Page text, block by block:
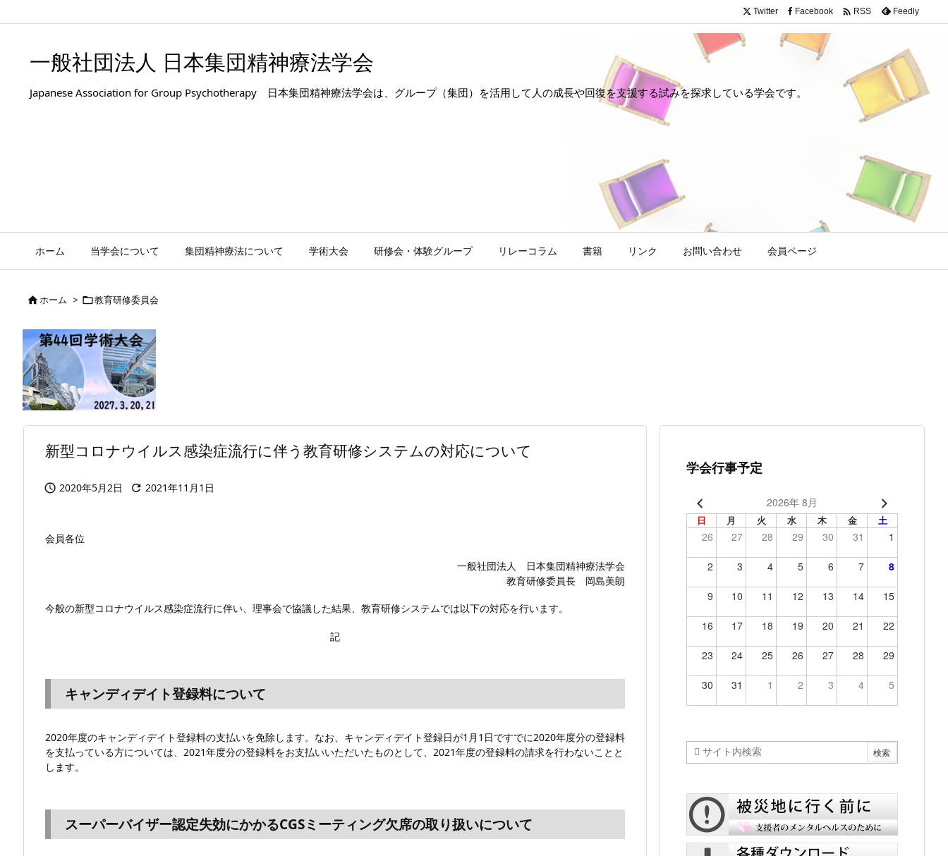
一般社団法人 日本集団精神療法学会
Japanese Association for Group Psychotherapy 日本集団精神療法学会は、グループ（集団）を活用して人の成長や回復を支援する試みを探求している学会です。
ホーム 当学会について 集団精神療法について 学術大会 研修会・体験グループ リレーコラム 書籍 リンク お問い合わせ 会員ページ
Twitter Facebook  RSS Feedly
ホーム > 教育研修委員会
新型コロナウイルス感染症流行に伴う教育研修システムの対応について
 2020年5月2日  2021年11月1日
会員各位
一般社団法人 日本集団精神療法学会
教育研修委員長 岡島美朗
今般の新型コロナウイルス感染症流行に伴い、理事会で協議した結果、教育研修システムでは以下の対応を行います。
記
キャンディデイト登録料について
2020年度のキャンディデイト登録料の支払いを免除します。なお、キャンディデイト登録日が1月1日ですでに2020年度分の登録料
を支払っている方については、2021年度分の登録料をお支払いいただいたものとして、2021年度の登録料の請求を行わないことと
します。
スーパーバイザー認定失効にかかるCGSミーティング欠席の取り扱いについて
学会行事予定
2026年 8月
日 月 火 水 木 金 土
26 27 28 29 30 31 1
2 3 4 5 6 7 8
9 10 11 12 13 14 15
16 17 18 19 20 21 22
23 24 25 26 27 28 29
30 31 1 2 3 4 5